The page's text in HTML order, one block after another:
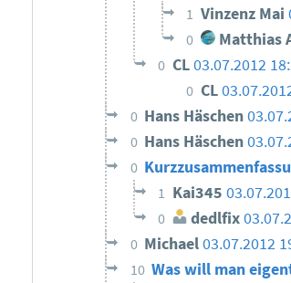
1 Vinzenz Mai
0 Matthias
0 CL03.07.2012
0 CL
0 Hans Häschen
0 Hans Häschen
0
1 Kai345
0 dedlfix
0 Michael03.07.2012
10 Was will man